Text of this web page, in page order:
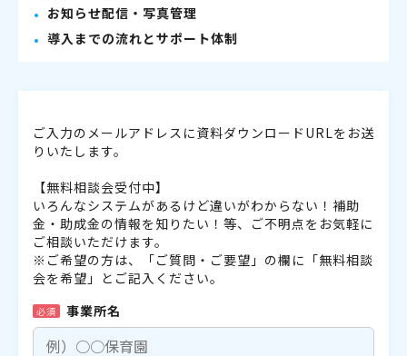
お知らせ配信・写真管理
導入までの流れとサポート体制
ご入力のメールアドレスに資料ダウンロードURLをお送
りいたします。
【無料相談会受付中】
いろんなシステムがあるけど違いがわからない！補助
金・助成金の情報を知りたい！等、ご不明点をお気軽に
ご相談いただけます。
※ご希望の方は、「ご質問・ご要望」の欄に「無料相談
会を希望」とご記入ください。
必須 事業所名